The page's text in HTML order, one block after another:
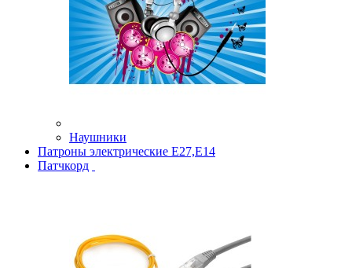
Наушники
Патроны электрические Е27,Е14
Патчкорд